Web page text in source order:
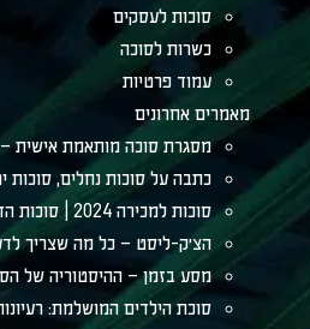
סוכות לעסקים
כשרות לסוכה
עמוד פרטיות
מאמרים אחרונים
מסגרת סוכה מותאמת אישית
כתבה על סוכות נחלים, סוכות
סוכות למכירה 2024 | סוכות הדר – הסוכה הטלסקופית המהפכנית
הצ׳ק-ליסט – כל מה שצריך
מסע בזמן – ההיסטוריה של
סוכת הילדים המושלמת: